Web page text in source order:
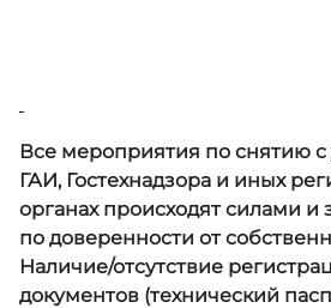
Все мероприятия по снятию с
ГАИ, Гостехнадзора и иных
органах происходят силами и
по доверенности от
Наличие/отсутствие
документов (технический